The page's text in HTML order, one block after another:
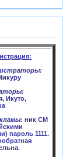
Икуто,
ник CM
пароль 1111.